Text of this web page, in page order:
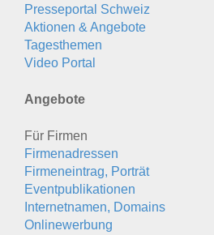
Presseportal Schweiz
Aktionen & Angebote
Tagesthemen
Video Portal
Angebote
Für Firmen
Firmenadressen
Firmeneintrag, Porträt
Eventpublikationen
Internetnamen, Domains
Onlinewerbung